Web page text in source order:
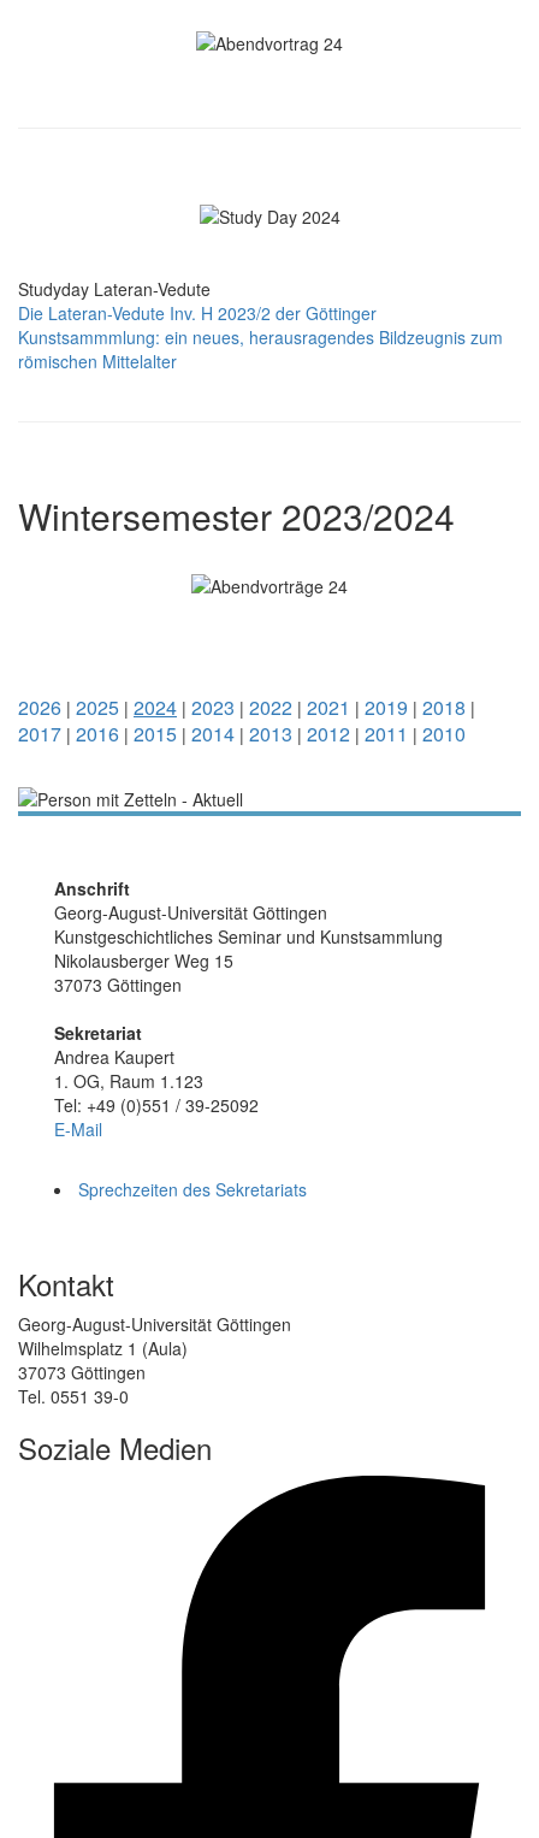
Studyday Lateran-Vedute
Die Lateran-Vedute Inv. H 2023/2 der Göttinger
Kunstsammmlung: ein neues, herausragendes Bildzeugnis zum
römischen Mittelalter
Wintersemester 2023/2024
2026 | 2025 | 2024 | 2023 | 2022 | 2021 | 2019 | 2018 |
2017 | 2016 | 2015 | 2014 | 2013 | 2012 | 2011 | 2010
Anschrift
Georg-August-Universität Göttingen
Kunstgeschichtliches Seminar und Kunstsammlung
Nikolausberger Weg 15
37073 Göttingen
Sekretariat
Andrea Kaupert
1. OG, Raum 1.123
Tel: +49 (0)551 / 39-25092
E-Mail
Sprechzeiten des Sekretariats
Kontakt
Georg-August-Universität Göttingen
Wilhelmsplatz 1 (Aula)
37073 Göttingen
Tel. 0551 39-0
Soziale Medien